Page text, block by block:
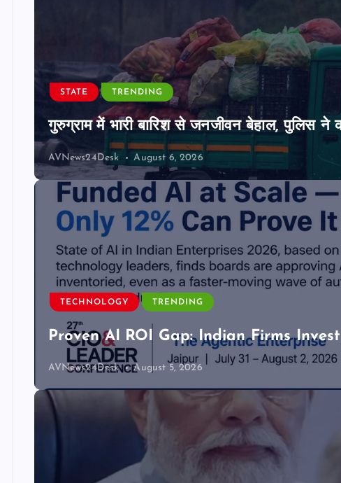
STATE TRENDING
गुरुग्राम में भारी बारिश से जनजीवन बेहाल, पुलिस ने
AVNews24Desk August 6, 2026
TECHNOLOGY TRENDING
Proven AI ROI Gap: Indian Firms
AVNews24Desk August 5, 2026